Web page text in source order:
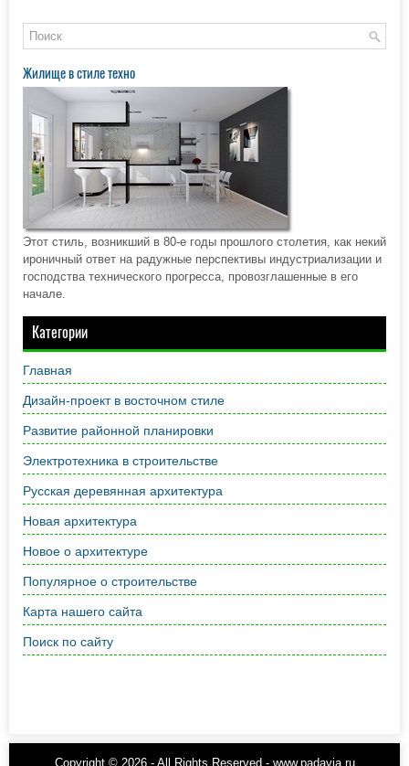
Жилище в стиле техно
Этот стиль, возникший в 80-е годы прошлого столетия, как некий
ироничный ответ на радужные перспективы индустриализации и
господства технического прогресса, провозглашенные в его
начале.
Категории
Главная
Дизайн-проект в восточном стиле
Развитие районной планировки
Электротехника в строительстве
Русская деревянная архитектура
Новая архитектура
Новое о архитектуре
Популярное о строительстве
Карта нашего сайта
Поиск по сайту
Copyright © 2026 - All Rights Reserved - www.padavia.ru